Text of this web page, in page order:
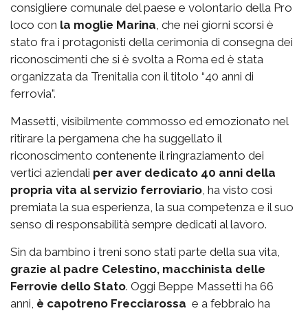
consigliere comunale del paese e volontario della Pro
loco con la moglie Marina, che nei giorni scorsi è
stato fra i protagonisti della cerimonia di consegna dei
riconoscimenti che si è svolta a Roma ed è stata
organizzata da Trenitalia con il titolo “40 anni di
ferrovia”.
Massetti, visibilmente commosso ed emozionato nel
ritirare la pergamena che ha suggellato il
riconoscimento contenente il ringraziamento dei
vertici aziendali per aver dedicato 40 anni della
propria vita al servizio ferroviario, ha visto così
premiata la sua esperienza, la sua competenza e il suo
senso di responsabilità sempre dedicati al lavoro.
Sin da bambino i treni sono stati parte della sua vita,
grazie al padre Celestino, macchinista delle
Ferrovie dello Stato. Oggi Beppe Massetti ha 66
anni, è capotreno Frecciarossa e a febbraio ha